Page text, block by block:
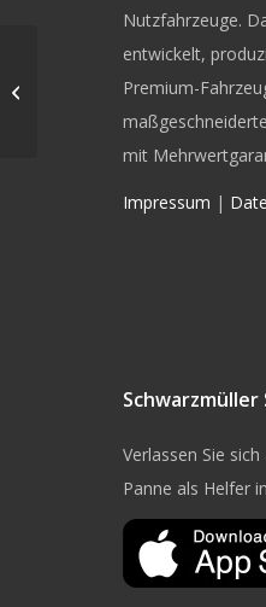
Nutzfahrzeuge.
entwickelt,
Premium-
mit
Impressum |
Schwarzmüller
Verlassen Sie
Panne als Helfer
Sattelanhänger für
Ladungszertifikat